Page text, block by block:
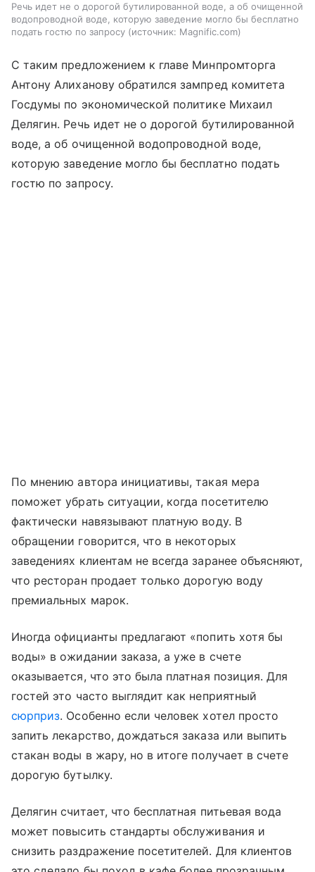
Речь идет не о дорогой бутилированной воде, а об очищенной
водопроводной воде, которую заведение могло бы бесплатно
подать гостю по запросу
источник: Magnific.com
С таким предложением к главе Минпромторга
Антону Алиханову обратился зампред комитета
Госдумы по экономической политике Михаил
Делягин. Речь идет не о дорогой бутилированной
воде, а об очищенной водопроводной воде,
которую заведение могло бы бесплатно подать
гостю по запросу.
По мнению автора инициативы, такая мера
поможет убрать ситуации, когда посетителю
фактически навязывают платную воду. В
обращении говорится, что в некоторых
заведениях клиентам не всегда заранее объясняют,
что ресторан продает только дорогую воду
премиальных марок.
Иногда официанты предлагают «попить хотя бы
воды» в ожидании заказа, а уже в счете
оказывается, что это была платная позиция. Для
гостей это часто выглядит как неприятный
сюрприз. Особенно если человек хотел просто
запить лекарство, дождаться заказа или выпить
стакан воды в жару, но в итоге получает в счете
дорогую бутылку.
Делягин считает, что бесплатная питьевая вода
может повысить стандарты обслуживания и
снизить раздражение посетителей. Для клиентов